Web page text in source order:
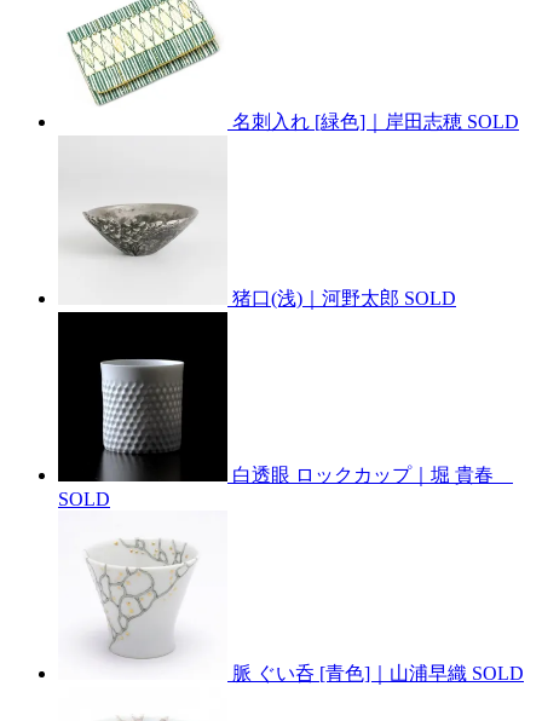
名刺入れ [緑色]｜岸田志穂 SOLD
猪口(浅)｜河野太郎 SOLD
白透眼 ロックカップ｜堀 貴春
SOLD
脈 ぐい呑 [青色]｜山浦早織 SOLD